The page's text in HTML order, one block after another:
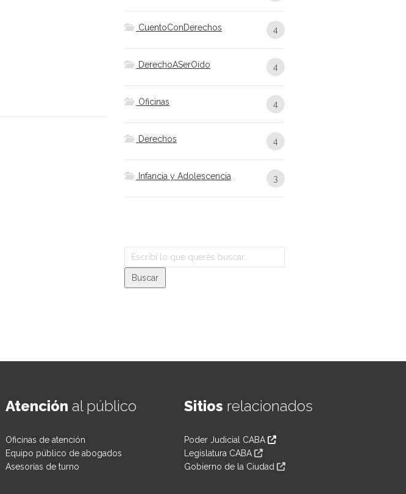
CuentoConDerechos 4
DerechoASerOído 4
Oficinas 4
Derechos 4
Infancia y Adolescencia 3
Atención al público
Oficinas de atención
Equipo público de abogados
Asesorías de turno
Sitios relacionados
Poder Judicial CABA
Legislatura CABA
Gobierno de la Ciudad